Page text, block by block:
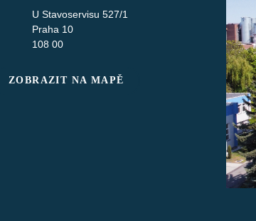
U Stavoservisu 527/1
Praha 10
108 00
ZOBRAZIT NA MAPĚ